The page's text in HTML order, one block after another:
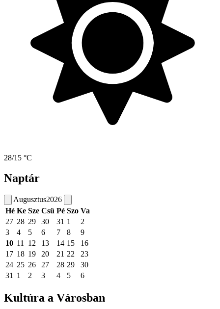
28/15 °C
Naptár
Augusztus2026
Hé Ke Sze Csü Pé Szo Va
27 28 29 30 31 1
2
3
4 5 6 7 8
9
10 11 12 13 14 15
16
17 18 19 20 21 22
23
24 25 26 27 28 29
30
31
1 2 3 4 5 6
Kultúra a Városban